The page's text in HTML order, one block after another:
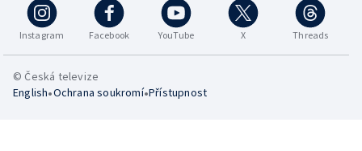
Instagram Facebook YouTube X Threads
© Česká televize
English•Ochrana soukromí•Přístupnost